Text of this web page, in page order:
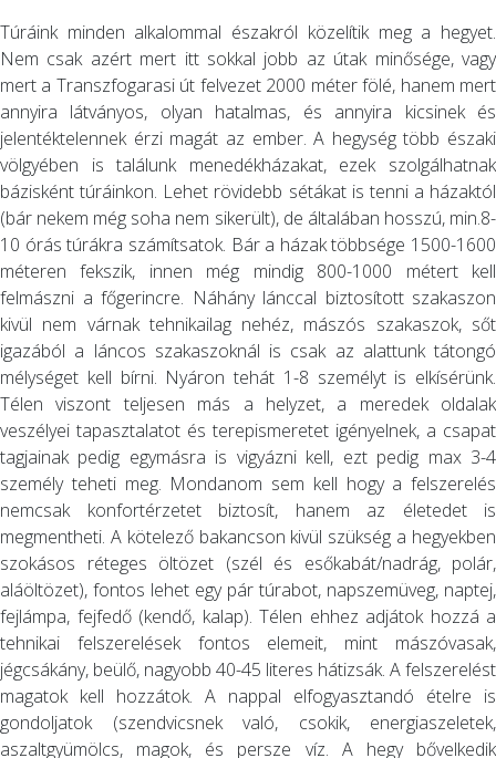
Túráink minden alkalommal északról közelítik meg a hegyet.
Nem csak azért mert itt sokkal jobb az útak minősége, vagy
mert a Transzfogarasi út felvezet 2000 méter fölé, hanem mert
annyira látványos, olyan hatalmas, és annyira kicsinek és
jelentéktelennek érzi magát az ember. A hegység több északi
völgyében is találunk menedékházakat, ezek szolgálhatnak
bázisként túráinkon. Lehet rövidebb sétákat is tenni a házaktól
(bár nekem még soha nem sikerült), de általában hosszú, min.8-
10 órás túrákra számítsatok. Bár a házak többsége 1500-1600
méteren fekszik, innen még mindig 800-1000 métert kell
felmászni a főgerincre. Náhány lánccal biztosított szakaszon
kivül nem várnak tehnikailag nehéz, mászós szakaszok, sőt
igazából a láncos szakaszoknál is csak az alattunk tátongó
mélységet kell bírni. Nyáron tehát 1-8 személyt is elkísérünk.
Télen viszont teljesen más a helyzet, a meredek oldalak
veszélyei tapasztalatot és terepismeretet igényelnek, a csapat
tagjainak pedig egymásra is vigyázni kell, ezt pedig max 3-4
személy teheti meg. Mondanom sem kell hogy a felszerelés
nemcsak konfortérzetet biztosít, hanem az életedet is
megmentheti. A kötelező bakancson kivül szükség a hegyekben
szokásos réteges öltözet (szél és esőkabát/nadrág, polár,
aláöltözet), fontos lehet egy pár túrabot, napszemüveg, naptej,
fejlámpa, fejfedő (kendő, kalap). Télen ehhez adjátok hozzá a
tehnikai felszerelések fontos elemeit, mint mászóvasak,
jégcsákány, beülő, nagyobb 40-45 literes hátizsák. A felszerelést
magatok kell hozzátok. A nappal elfogyasztandó ételre is
gondoljatok (szendvicsnek való, csokik, energiaszeletek,
aszaltgyümölcs, magok, és persze víz. A hegy bővelkedik